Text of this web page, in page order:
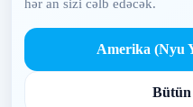
hər an sizi cəlb edəcək.
Amerika (Nyu
Bütün